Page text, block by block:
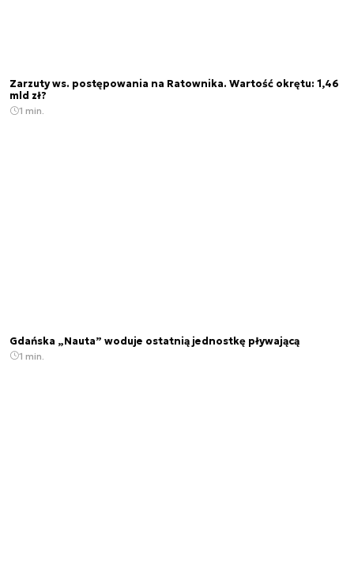
Zarzuty ws. postępowania na Ratownika. Wartość okrętu: 1,46
mld zł?
1 min.
Gdańska „Nauta” woduje ostatnią jednostkę pływającą
1 min.